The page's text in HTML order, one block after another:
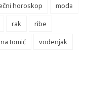
horoskop
moda
rak
ribe
tomić
vodenjak